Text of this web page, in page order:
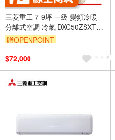
三菱重工 7-9坪 一級 變頻冷暖
分離式空調 冷氣 DXC50ZSXT2-
W/DXK50ZSXT2-W
贈OPENPOINT
$72,000